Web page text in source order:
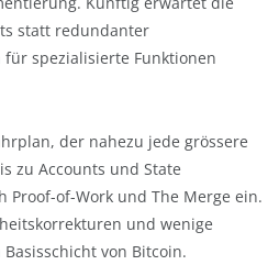
statt redundanter
spezialisierte Funktionen
der nahezu jede grössere
zu Accounts und State
of-Work und The Merge ein.
und wenige
von Bitcoin.